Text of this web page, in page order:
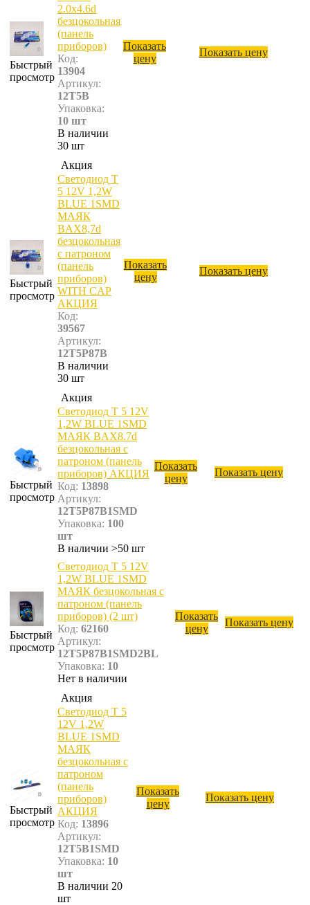
Быстрый
просмотр
2.0х4.6d
безцокольная
(панель
приборов)
Код:
13904
Артикул:
12T5B
Упаковка:
10 шт
В наличии
30 шт
Показать
цену
Показать цену
Быстрый
просмотр
Акция
Светодиод T
5 12V 1,2W
BLUE 1SMD
МАЯК
BAX8,7d
безцокольная
с патроном
(панель
приборов)
WITH CAP
АКЦИЯ
Код:
39567
Артикул:
12T5P87B
В наличии
30 шт
Показать
цену
Показать цену
Быстрый
просмотр
Акция
Светодиод T 5 12V
1,2W BLUE 1SMD
МАЯК BAX8.7d
безцокольная с
патроном (панель
приборов) АКЦИЯ
Код: 13898
Артикул:
12T5P87B1SMD
Упаковка: 100
шт
В наличии >50 шт
Показать
цену
Показать цену
Быстрый
просмотр
Светодиод T 5 12V
1,2W BLUE 1SMD
МАЯК безцокольная с
патроном (панель
приборов) (2 шт)
Код: 62160
Артикул:
12T5P87B1SMD2BL
Упаковка: 10
Нет в наличии
Показать
цену
Показать цену
Быстрый
просмотр
Акция
Светодиод T 5
12V 1,2W
BLUE 1SMD
МАЯК
безцокольная с
патроном
(панель
приборов)
АКЦИЯ
Код: 13896
Артикул:
12T5B1SMD
Упаковка: 10
шт
В наличии 20
шт
Показать
цену
Показать цену